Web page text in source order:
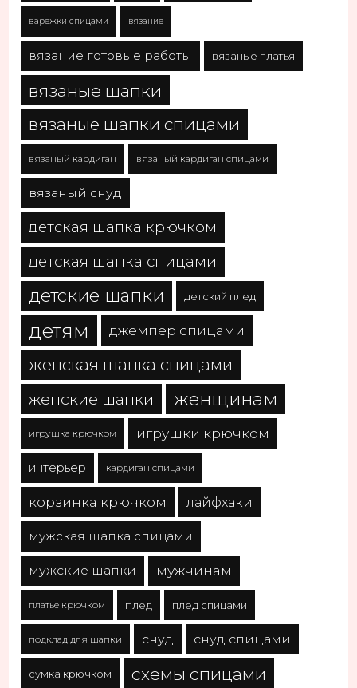
варежки спицами вязание
вязание готовые работы вязаные платья
вязаные шапки
вязаные шапки спицами
вязаный кардиган вязаный кардиган спицами
вязаный снуд
детская шапка крючком
детская шапка спицами
детские шапки детский плед
детям джемпер спицами
женская шапка спицами
женские шапки женщинам
игрушка крючком игрушки крючком
интерьер кардиган спицами
корзинка крючком лайфхаки
мужская шапка спицами
мужские шапки мужчинам
платье крючком плед плед спицами
подклад для шапки снуд снуд спицами
сумка крючком схемы спицами